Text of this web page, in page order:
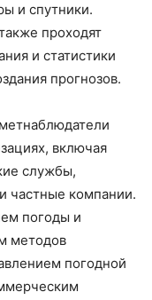
и спутники.
проходят
и статистики
прогнозов.
включая
службы,
частные компании.
погоды и
методов
погодной